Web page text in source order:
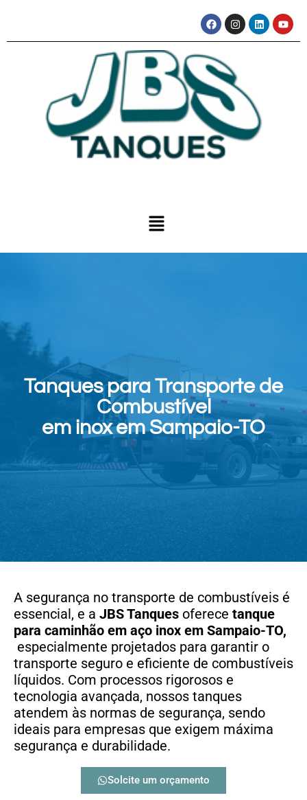
Tanques para Transporte de
Combustível
em inox em Sampaio-TO
A segurança no transporte de combustíveis é
essencial, e a JBS Tanques oferece tanque
para caminhão em aço inox em Sampaio-TO,
especialmente projetados para garantir o
transporte seguro e eficiente de combustíveis
líquidos. Com processos rigorosos e
tecnologia avançada, nossos tanques
atendem às normas de segurança, sendo
ideais para empresas que exigem máxima
segurança e durabilidade.
Solcite um orçamento